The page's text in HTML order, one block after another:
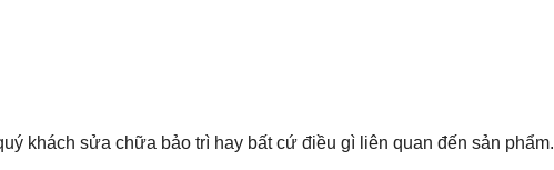
khách sửa chữa bảo trì hay bất cứ điều gì liên quan đến sản phẩm.